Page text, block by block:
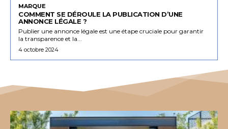
MARQUE
COMMENT SE DÉROULE LA PUBLICATION D’UNE
ANNONCE LÉGALE ?
Publier une annonce légale est une étape cruciale pour garantir
la transparence et la...
4 octobre 2024